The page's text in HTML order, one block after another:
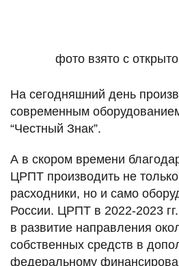
фото взято с
На сегодняшний день
современным
“Честный Знак”.
А в скором времени
ЦРПТ производить не
расходники, но и само
России. ЦРПТ в 2022-2023
в развитие направления
собственных средств в
федеральному